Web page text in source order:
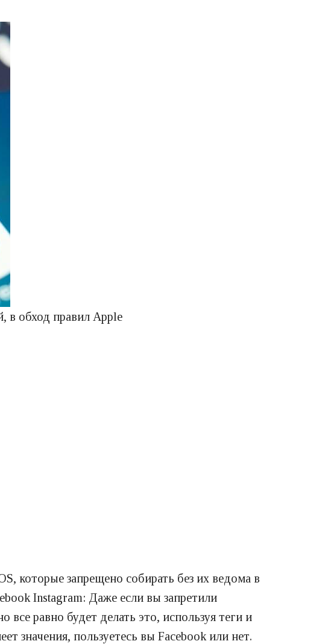
в обход правил Apple
которые запрещено собирать без их ведома в
Instagram: Даже если вы запретили
равно будет делать это, используя теги и
значения, пользуетесь вы Facebook или нет.